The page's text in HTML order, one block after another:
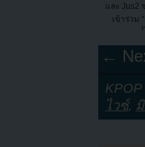
และ Jus2
เข้าร่วม
←
ไวซ์,